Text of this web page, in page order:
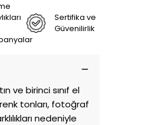
Sertifika ve
Güvenilirlik
ve birinci sınıf el
tonları, fotoğraf
nedeniyle